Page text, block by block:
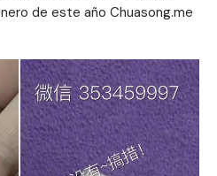
de este año Chuasong.me